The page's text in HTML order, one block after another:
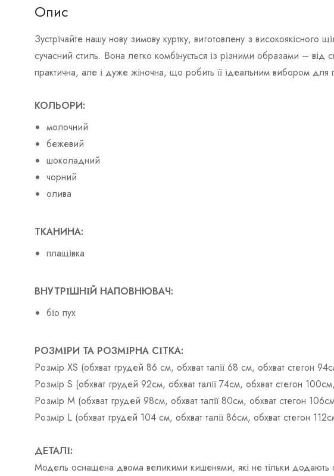
Опис
Зустрічайте нашу нову зимову куртку, виготовлену з високоякісного
сучасний стиль. Вона легко комбінується із різними образами – від
практична, але і дуже жіночна, що робить її ідеальним вибором для
КОЛЬОРИ:
молочний
бежевий
шоколадний
чорний
олива
ТКАНИНА:
плащівка
ВНУТРІШНІЙ НАПОВНЮВАЧ:
біо пух
РОЗМІРИ ТА РОЗМІРНА СІТКА:
Розмір XS (обхват грудей 86 см, обхват талії 68 см, обхват стегон
Розмір S (обхват грудей 92см, обхват талії 74см, обхват стегон
Розмір М (обхват грудей 98см, обхват талії 80см, обхват стегон
Розмір L (обхват грудей 104 см, обхват талії 86см, обхват стегон
ДЕТАЛІ:
Модель оснащена двома великими кишенями, які не тільки додають